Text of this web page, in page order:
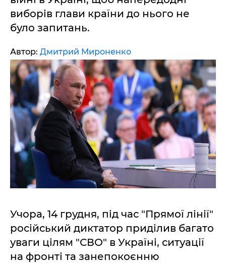
виборів глави країни до нього не
було запитань.
Автор: Дмитрий Мироненко
Учора, 14 грудня, під час "Прямої лінії"
російський диктатор приділив багато
уваги цілям "СВО" в Україні, ситуації
на фронті та занепокоєнню